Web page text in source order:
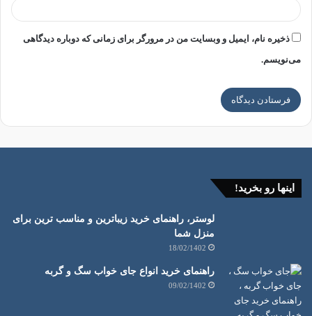
ذخیره نام، ایمیل و وبسایت من در مرورگر برای زمانی که دوباره دیدگاهی
می‌نویسم.
اینها رو بخرید!
لوستر، راهنمای خرید زیباترین و مناسب ترین برای
منزل شما
18/02/1402
راهنمای خرید انواع جای خواب سگ و گربه
09/02/1402